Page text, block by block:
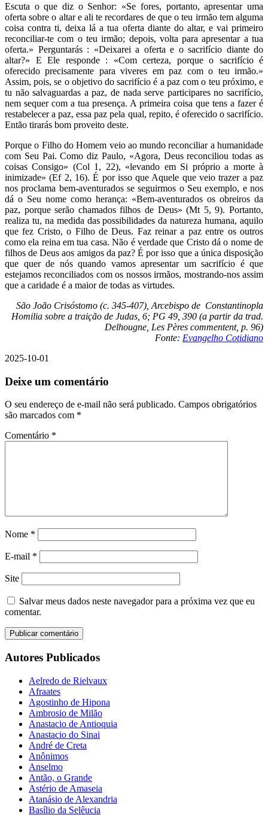
Escuta o que diz o Senhor: «Se fores, portanto, apresentar uma
oferta sobre o altar e ali te recordares de que o teu irmão tem alguma
coisa contra ti, deixa lá a tua oferta diante do altar, e vai primeiro
reconciliar-te com o teu irmão; depois, volta para apresentar a tua
oferta.» Perguntarás : «Deixarei a oferta e o sacrifício diante do
altar?» E Ele responde : «Com certeza, porque o sacrifício é
oferecido precisamente para viveres em paz com o teu irmão.»
Assim, pois, se o objetivo do sacrifício é a paz com o teu próximo, e
tu não salvaguardas a paz, de nada serve participares no sacrifício,
nem sequer com a tua presença. A primeira coisa que tens a fazer é
restabelecer a paz, essa paz pela qual, repito, é oferecido o sacrifício.
Então tirarás bom proveito deste.
Porque o Filho do Homem veio ao mundo reconciliar a humanidade
com Seu Pai. Como diz Paulo, «Agora, Deus reconciliou todas as
coisas Consigo» (Col 1, 22), «levando em Si próprio a morte à
inimizade» (Ef 2, 16). É por isso que Aquele que veio trazer a paz
nos proclama bem-aventurados se seguirmos o Seu exemplo, e nos
dá o Seu nome como herança: «Bem-aventurados os obreiros da
paz, porque serão chamados filhos de Deus» (Mt 5, 9). Portanto,
realiza tu, na medida das possibilidades da natureza humana, aquilo
que fez Cristo, o Filho de Deus. Faz reinar a paz entre os outros
como ela reina em tua casa. Não é verdade que Cristo dá o nome de
filhos de Deus aos amigos da paz? É por isso que a única disposição
que quer de nós quando vamos apresentar um sacrifício é que
estejamos reconciliados com os nossos irmãos, mostrando-nos assim
que a caridade é a maior de todas as virtudes.
São João Crisóstomo (c. 345-407), Arcebispo de Constantinopla
Homilia sobre a traição de Judas, 6; PG 49, 390 (a partir da trad.
Delhougne, Les Pères commentent, p. 96)
Fonte: Evangelho Cotidiano
2025-10-01
Deixe um comentário
O seu endereço de e-mail não será publicado. Campos obrigatórios
são marcados com *
Comentário *
Nome *
E-mail *
Site
Salvar meus dados neste navegador para a próxima vez que eu
comentar.
Autores Publicados
Aelredo de Rielvaux
Afraates
Agostinho de Hipona
Ambrosio de Milão
Anastacio de Antioquia
Anastacio do Sinai
André de Creta
Anônimos
Anselmo
Antão, o Grande
Astério de Amaseia
Atanásio de Alexandria
Basílio da Selêucia